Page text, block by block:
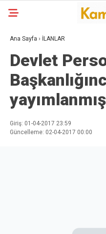
Ana Sayfa › İLANLAR
Devlet
Giriş: 01-04-2017 23:59
Güncelleme: 02-04-2017 00:00